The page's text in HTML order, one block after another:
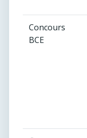
Concours
BCE